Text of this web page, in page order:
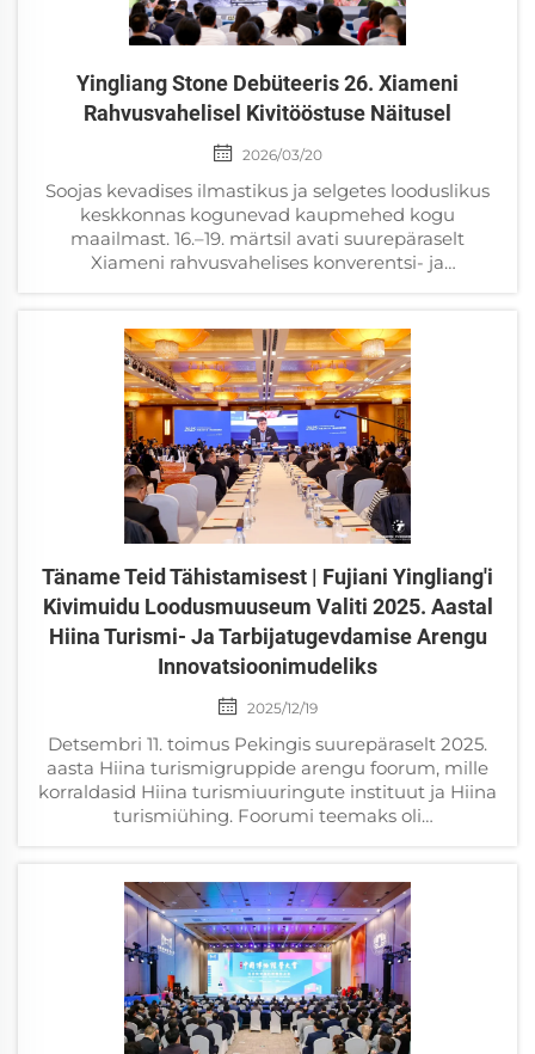
Yingliang Stone Debüteeris 26. Xiameni
Rahvusvahelisel Kivitööstuse Näitusel
2026/03/20
Soojas kevadises ilmastikus ja selgetes looduslikus
keskkonnas kogunevad kaupmehed kogu
maailmast. 16.–19. märtsil avati suurepäraselt
Xiameni rahvusvahelises konverentsi- ja
Täname Teid Tähistamisest | Fujiani Yingliang'i
Kivimuidu Loodusmuuseum Valiti 2025. Aastal
Hiina Turismi- Ja Tarbijatugevdamise Arengu
Innovatsioonimudeliks
2025/12/19
Detsembri 11. toimus Pekingis suurepäraselt 2025.
aasta Hiina turismigruppide arengu foorum, mille
korraldasid Hiina turismiuuringute instituut ja Hiina
turismiühing. Foorumi teemaks oli